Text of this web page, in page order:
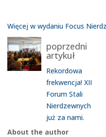
Więcej w wydaniu Focus
poprzedni
artykuł
Rekordowa
frekwencja! XII
Forum Stali
Nierdzewnych
już za nami.
About the author